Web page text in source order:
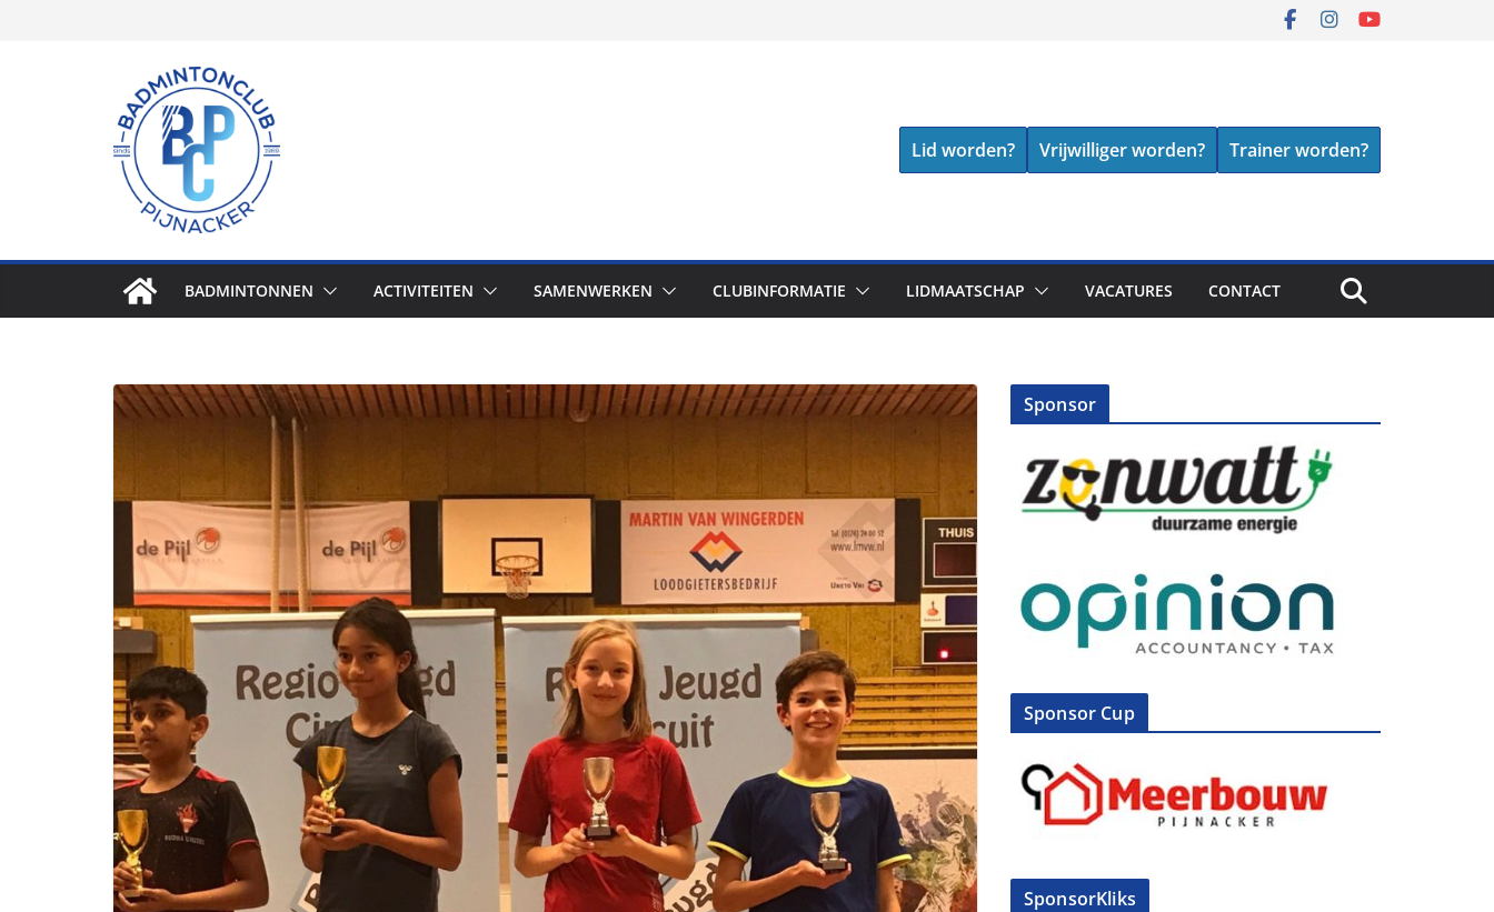
Lid worden? Vrijwilliger worden? Trainer worden?
BADMINTONNEN ACTIVITEITEN SAMENWERKEN CLUBINFORMATIE LIDMAATSCHAP VACATURES CONTACT
Sponsor
Sponsor Cup
SponsorKliks